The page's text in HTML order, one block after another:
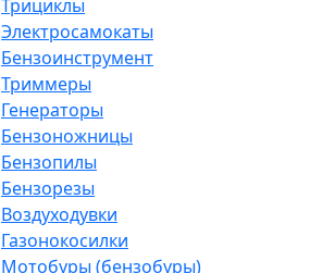
Трициклы
Электросамокаты
Бензоинструмент
Триммеры
Генераторы
Бензоножницы
Бензопилы
Бензорезы
Воздуходувки
Газонокосилки
Мотобуры (бензобуры)